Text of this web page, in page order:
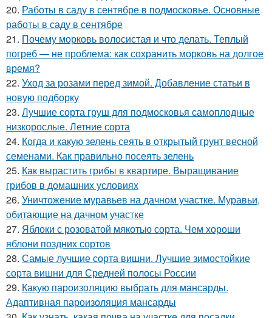
20. Работы в саду в сентябре в подмосковье. Основные
работы в саду в сентябре
21. Почему морковь волосистая и что делать. Теплый
погреб — не проблема: как сохранить морковь на долгое
время?
22. Уход за розами перед зимой. Добавление статьи в
новую подборку
23. Лучшие сорта груш для подмосковья самоплодные
низкорослые. Летние сорта
24. Когда и какую зелень сеять в открытый грунт весной
семенами. Как правильно посеять зелень
25. Как вырастить грибы в квартире. Выращивание
грибов в домашних условиях
26. Уничтожение муравьев на дачном участке. Муравьи,
обитающие на дачном участке
27. Яблоки с розоватой мякотью сорта. Чем хороши
яблони поздних сортов
28. Самые лучшие сорта вишни. Лучшие зимостойкие
сорта вишни для Средней полосы России
29. Какую пароизоляцию выбрать для мансарды.
Адаптивная пароизоляция мансарды